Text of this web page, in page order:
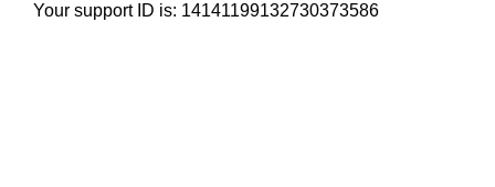
Your support ID is: 14141199132730373586